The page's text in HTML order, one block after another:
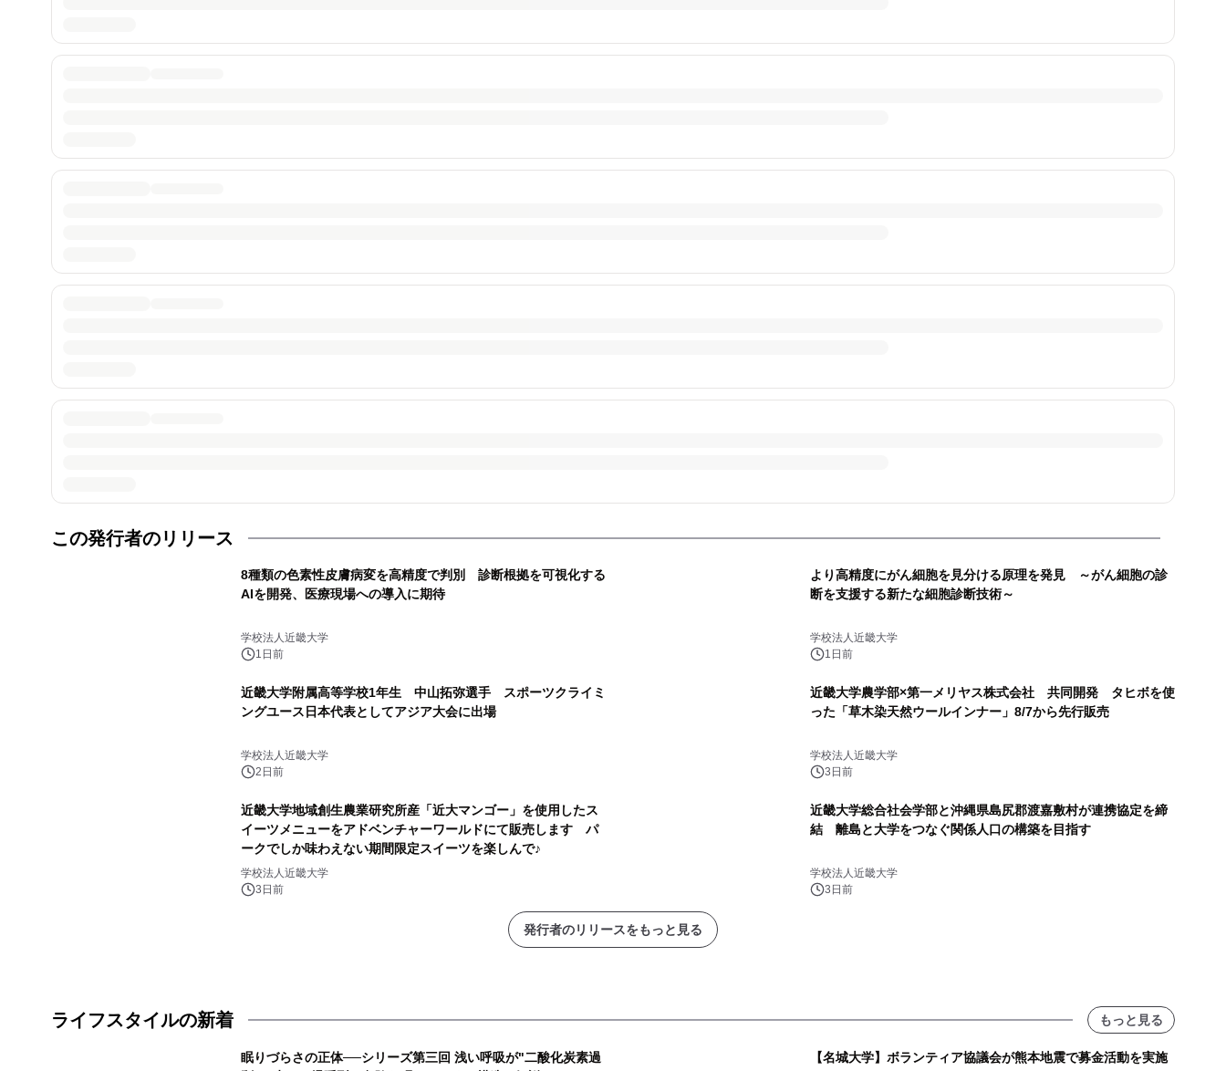
この発行者のリリース
8種類の色素性皮膚病変を高精度で判別 診断根拠を可視化する
AIを開発、医療現場への導入に期待
学校法人近畿大学
1日前
より高精度にがん細胞を見分ける原理を発見 ～がん細胞の診
断を支援する新たな細胞診断技術～
学校法人近畿大学
1日前
近畿大学附属高等学校1年生 中山拓弥選手 スポーツクライミ
ングユース日本代表としてアジア大会に出場
学校法人近畿大学
2日前
近畿大学農学部×第一メリヤス株式会社 共同開発 タヒボを使
った「草木染天然ウールインナー」8/7から先行販売
学校法人近畿大学
3日前
近畿大学地域創生農業研究所産「近大マンゴー」を使用したス
イーツメニューをアドベンチャーワールドにて販売します パ
ークでしか味わえない期間限定スイーツを楽しんで♪
学校法人近畿大学
3日前
近畿大学総合社会学部と沖縄県島尻郡渡嘉敷村が連携協定を締
結 離島と大学をつなぐ関係人口の構築を目指す
学校法人近畿大学
3日前
発行者のリリースをもっと見る
ライフスタイルの新着 もっと見る
眠りづらさの正体──シリーズ第三回 浅い呼吸が"二酸化炭素過
【名城大学】ボランティア協議会が熊本地震で募金活動を実施